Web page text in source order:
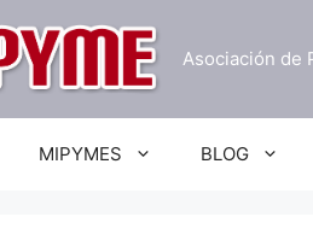
Asociación de
MIPYMES BLOG